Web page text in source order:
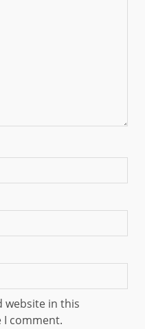
website in this
comment.